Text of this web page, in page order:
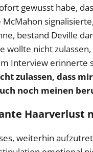
gewusst habe,
bestand Deville
wollte nicht
Interview erinnerte
zulassen, dass
noch meinen
Haarverlust
weiterhin